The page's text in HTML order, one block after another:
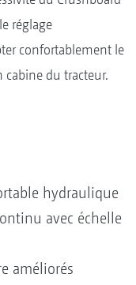
réglage
confortablement le
cabine du tracteur.
hydraulique
avec échelle
améliorés